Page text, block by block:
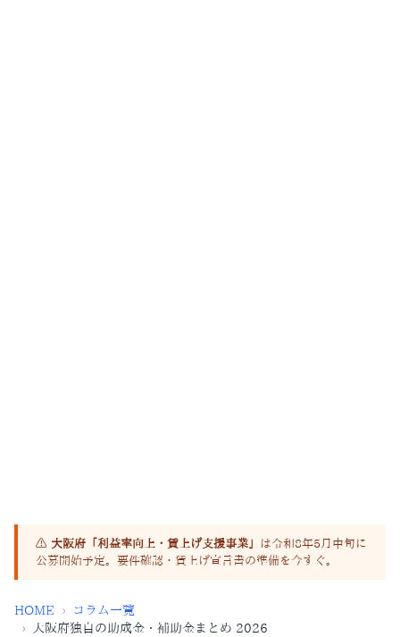
⚠ 大阪府「利益率向上・賃上げ支援事業」 は令和8年5月中旬に
公募開始予定。要件確認・賃上げ宣言書の準備を今すぐ。
HOME ›
コラム一覧
›
大阪府独自の助成金・補助金まとめ 2026